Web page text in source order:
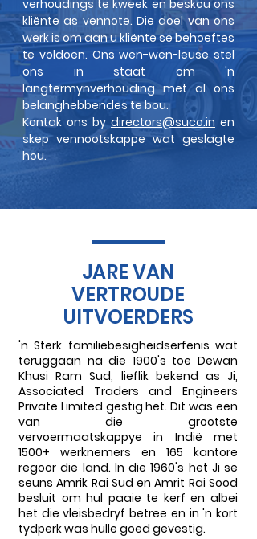
verhoudings te kweek en beskou ons
kliënte as vennote. Die doel van ons
werk is om aan u kliënte se behoeftes
te voldoen. Ons wen-wen-leuse stel
ons in staat om 'n
langtermynverhouding met al ons
belanghebbendes te bou.
Kontak ons bydirectors@suco.in en
skep vennootskappe wat geslagte
hou.
JARE VAN
VERTROUDE
UITVOERDERS
'n Sterk familiebesigheidserfenis wat
teruggaan na die 1900's toe Dewan
Khusi Ram Sud, lieflik bekend as Ji,
Associated Traders and Engineers
Private Limited gestig het. Dit was een
van die grootste
vervoermaatskappye in Indië met
1500+ werknemers en 165 kantore
regoor die land. In die 1960's het Ji se
seuns Amrik Rai Sud en Amrit Rai Sood
besluit om hul paaie te kerf en albei
het die vleisbedryf betree en in 'n kort
tydperk was hulle goed gevestig.